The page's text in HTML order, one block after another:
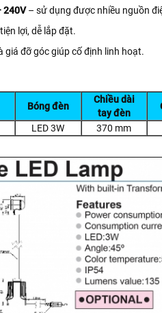
240V– sử dụng được nhiều nguồn
lợi, dễ lắp đặt.
giá đỡ góc giúp cố định linh hoạt.
Bóng đèn
Chiều dài
tay đèn
LED 3W 370 mm